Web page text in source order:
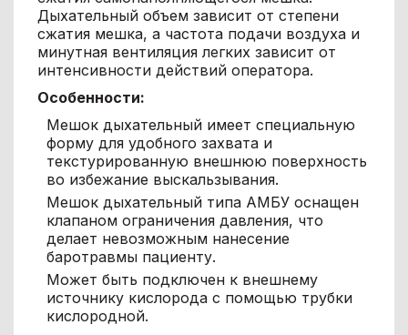
Дыхательный объем зависит от степени
сжатия мешка, а частота подачи воздуха и
минутная вентиляция легких зависит от
интенсивности действий оператора.
Особенности:
Мешок дыхательный имеет специальную
форму для удобного захвата и
текстурированную внешнюю поверхность
во избежание выскальзывания.
Мешок дыхательный типа АМБУ оснащен
клапаном ограничения давления, что
делает невозможным нанесение
баротравмы пациенту.
Может быть подключен к внешнему
источнику кислорода с помощью трубки
кислородной.